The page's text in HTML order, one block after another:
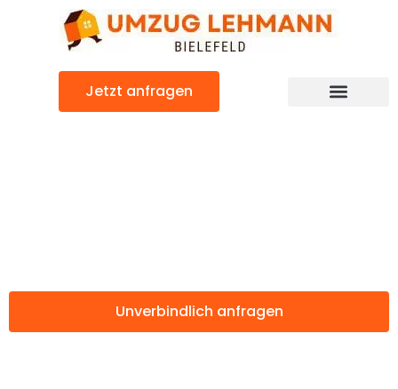
Jetzt anfragen
Unverbindlich anfragen